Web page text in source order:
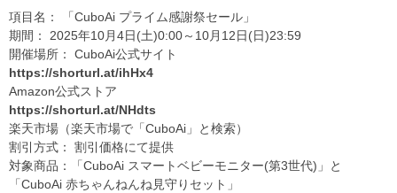
項目名： 「CuboAi プライム感謝祭セール」
期間： 2025年10月4日(土)0:00～10月12日(日)23:59
開催場所： CuboAi公式サイト
https://shorturl.at/ihHx4
Amazon公式ストア
https://shorturl.at/NHdts
楽天市場（楽天市場で「CuboAi」と検索）
割引方式： 割引価格にて提供
対象商品：「CuboAi スマートベビーモニター(第3世代)」と
「CuboAi 赤ちゃんねんね見守りセット」